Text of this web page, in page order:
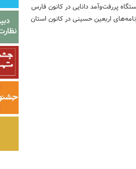
پررفت‌وآمد دانایی در کانون فارس
اربعین حسینی در کانون استان